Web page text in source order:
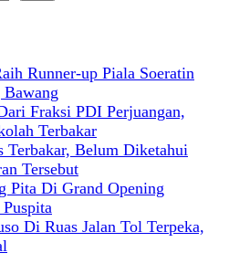
Runner-up Piala Soeratin
Fraksi PDI Perjuangan,
Terbakar
Terbakar, Belum Diketahui
Tersebut
Pita Di Grand Opening
Di Ruas Jalan Tol Terpeka,